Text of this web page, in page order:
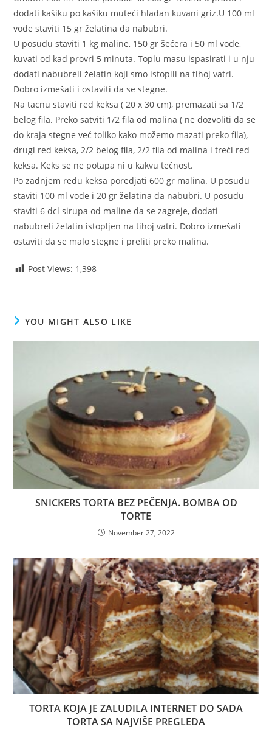
dodati kašiku po kašiku muteći hladan kuvani griz.U 100 ml
vode staviti 15 gr želatina da nabubri.
U posudu staviti 1 kg maline, 150 gr šećera i 50 ml vode,
kuvati od kad provri 5 minuta. Toplu masu ispasirati i u nju
dodati nabubreli želatin koji smo istopili na tihoj vatri.
Dobro izmešati i ostaviti da se stegne.
Na tacnu staviti red keksa ( 20 x 30 cm), premazati sa 1/2
belog fila. Preko satviti 1/2 fila od malina ( ne dozvoliti da se
do kraja stegne već toliko kako možemo mazati preko fila),
drugi red keksa, 2/2 belog fila, 2/2 fila od malina i treći red
keksa. Keks se ne potapa ni u kakvu tečnost.
Po zadnjem redu keksa poredjati 600 gr malina. U posudu
staviti 100 ml vode i 20 gr želatina da nabubri. U posudu
staviti 6 dcl sirupa od maline da se zagreje, dodati
nabubreli želatin istopljen na tihoj vatri. Dobro izmešati
ostaviti da se malo stegne i preliti preko malina.
Post Views: 1,398
YOU MIGHT ALSO LIKE
SNICKERS TORTA BEZ PEČENJA. BOMBA OD
TORTE
November 27, 2022
TORTA KOJA JE ZALUDILA INTERNET DO SADA
TORTA SA NAJVIŠE PREGLEDA